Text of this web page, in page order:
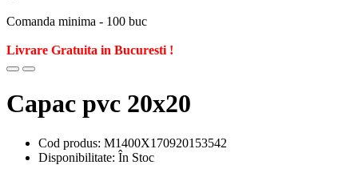
Comanda minima - 100 buc
Livrare Gratuita in Bucuresti !
Capac pvc 20x20
Cod produs: M1400X170920153542
Disponibilitate: În Stoc